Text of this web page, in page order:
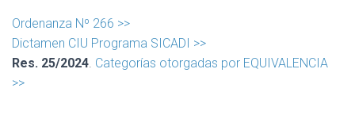
Ordenanza Nº 266 >>
Dictamen CIU Programa SICADI >>
Res. 25/2024 Categorías otorgadas por EQUIVALENCIA
>>